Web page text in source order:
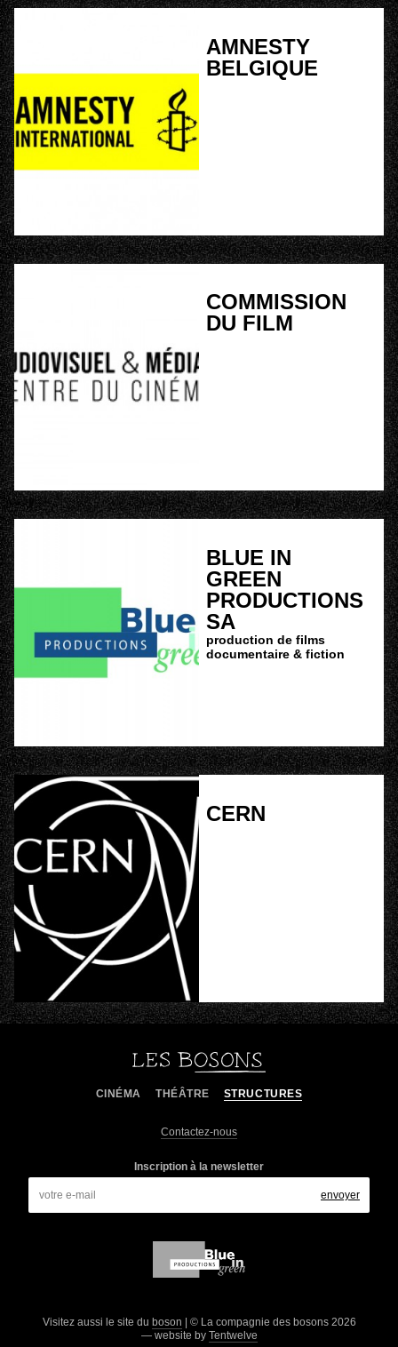
AMNESTY
BELGIQUE
COMMISSION
DU FILM
BLUE IN
GREEN
PRODUCTIONS
SA
production de films
documentaire & fiction
CERN
CINÉMA THÉÂTRE STRUCTURES
Contactez-nous
Inscription à la newsletter
Visitez aussi le site du boson | © La compagnie des bosons 2026
— website by Tentwelve